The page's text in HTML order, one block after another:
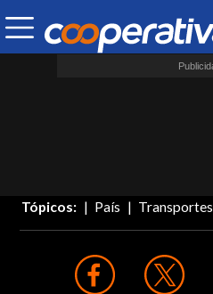
Tópicos: País Transportes